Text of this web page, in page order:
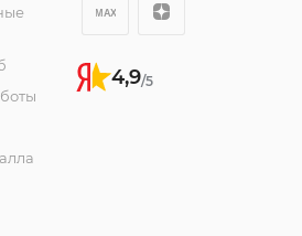
4,9/5